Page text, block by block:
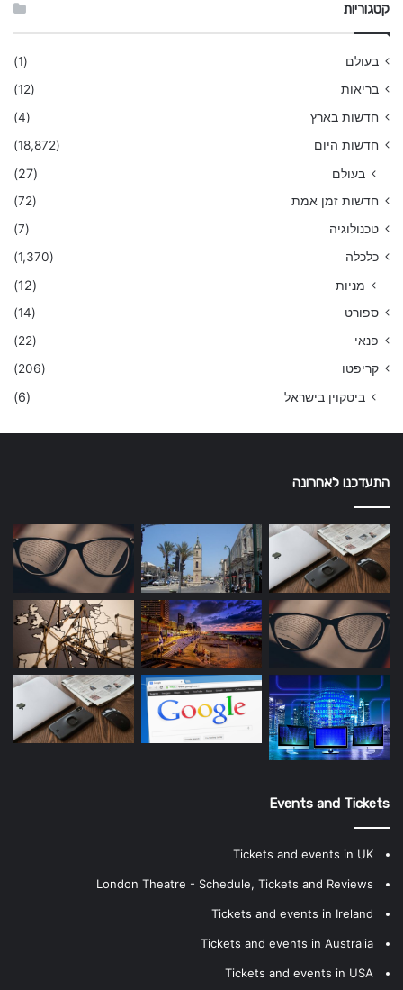
קטגוריות
בעולם
(1)
בריאות
(12)
חדשות בארץ
(4)
חדשות היום
(18,872)
בעולם (27)
חדשות זמן אמת
(72)
טכנולוגיה
(7)
כלכלה
(1,370)
מניות (12)
ספורט
(14)
פנאי
(22)
קריפטו
(206)
ביטקוין בישראל (6)
התעדכנו לאחרונה
Events and Tickets
Tickets and events in UK
London Theatre - Schedule, Tickets and Reviews
Tickets and events in Ireland
Tickets and events in Australia
Tickets and events in USA